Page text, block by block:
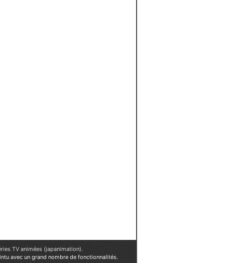
TV animées (japanimation).
avec un grand nombre de fonctionnalités.